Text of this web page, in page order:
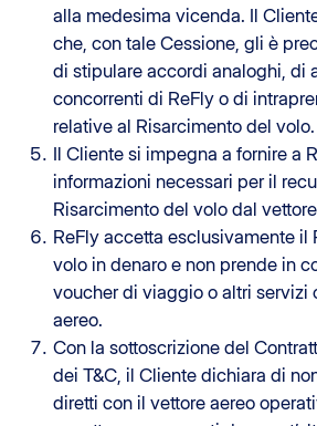
alla medesima vicenda. Il
che, con tale Cessione, gli è
di stipulare accordi analoghi, di
concorrenti di ReFly o di
relative al Risarcimento del volo.
Il Cliente si impegna a fornire a
informazioni necessari per il
Risarcimento del volo dal
ReFly accetta esclusivamente il
volo in denaro e non prende in
voucher di viaggio o altri servizi
aereo.
Con la sottoscrizione del
dei T&C, il Cliente dichiara di
diretti con il vettore aereo